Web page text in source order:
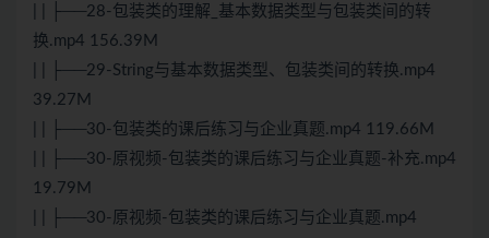
| | ├──28-包装类的理解_基本数据类型与包装类间的转
换.mp4 156.39M
| | ├──29-String与基本数据类型、包装类间的转换.mp4
39.27M
| | ├──30-包装类的课后练习与企业真题.mp4 119.66M
| | ├──30-原视频-包装类的课后练习与企业真题-补充.mp4
19.79M
| | ├──30-原视频-包装类的课后练习与企业真题.mp4